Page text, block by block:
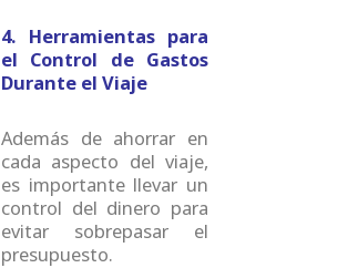
4. Herramientas para
el Control de Gastos
Durante el Viaje
Además de ahorrar en
cada aspecto del viaje,
es importante llevar un
control del dinero para
evitar sobrepasar el
presupuesto.